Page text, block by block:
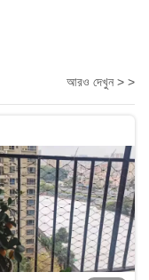
আরও দেখুন > >